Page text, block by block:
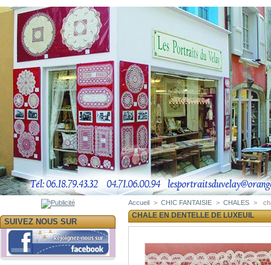
SUIVEZ NOUS SUR
Accueil > CHIC FANTAISIE > CHALES >
CHALE EN DENTELLE DE LUXEUIL